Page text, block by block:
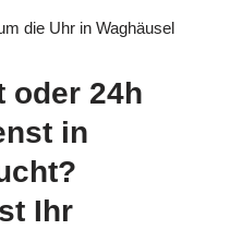
die Uhr in Waghäusel
oder 24h
in
Ihr